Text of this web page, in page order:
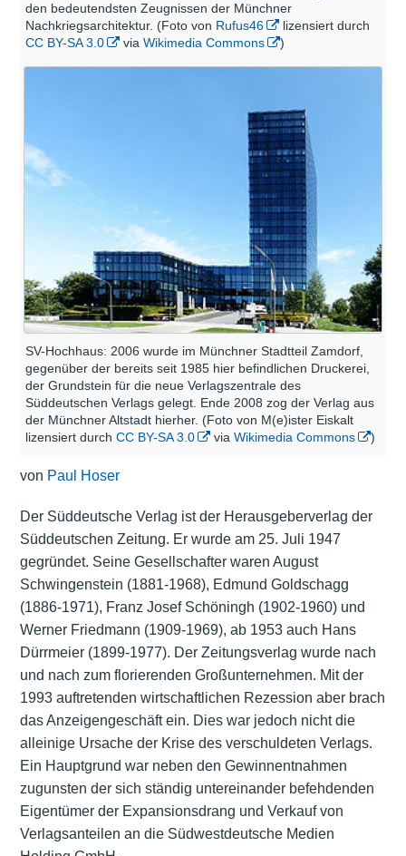
den bedeutendsten Zeugnissen der Münchner
Nachkriegsarchitektur. (Foto von Rufus46
lizensiert durch
CC BY-SA 3.0
viaWikimedia Commons )
SV-Hochhaus: 2006 wurde im Münchner Stadtteil Zamdorf,
gegenüber der bereits seit 1985 hier befindlichen Druckerei,
der Grundstein für die neue Verlagszentrale des
Süddeutschen Verlags gelegt. Ende 2008 zog der Verlag aus
der Münchner Altstadt hierher. (Foto von M(e)ister Eiskalt
lizensiert durch CC BY-SA 3.0 viaWikimedia Commons )
von Paul Hoser
Der Süddeutsche Verlag ist der Herausgeberverlag der
Süddeutschen Zeitung. Er wurde am 25. Juli 1947
gegründet. Seine Gesellschafter waren August
Schwingenstein (1881-1968), Edmund Goldschagg
(1886-1971), Franz Josef Schöningh (1902-1960) und
Werner Friedmann (1909-1969), ab 1953 auch Hans
Dürrmeier (1899-1977). Der Zeitungsverlag wurde nach
und nach zum florierenden Großunternehmen. Mit der
1993 auftretenden wirtschaftlichen Rezession aber brach
das Anzeigengeschäft ein. Dies war jedoch nicht die
alleinige Ursache der Krise des verschuldeten Verlags.
Ein Hauptgrund war neben den Gewinnentnahmen
zugunsten der sich ständig untereinander befehdenden
Eigentümer der Expansionsdrang und Verkauf von
Verlagsanteilen an die Südwestdeutsche Medien